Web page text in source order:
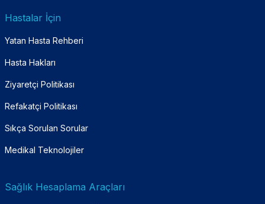
Hastalar İçin
Yatan Hasta Rehberi
Hasta Hakları
Ziyaretçi Politikası
Refakatçi Politikası
Sıkça Sorulan Sorular
Medikal Teknolojiler
Sağlık Hesaplama Araçları